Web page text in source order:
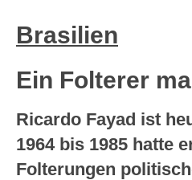
Brasilien
Ein Folterer
Ricardo Fayad ist
1964 bis 1985 hatte
Folterungen